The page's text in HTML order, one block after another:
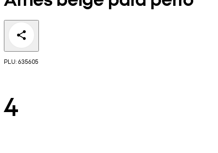
PLU: 635605
4